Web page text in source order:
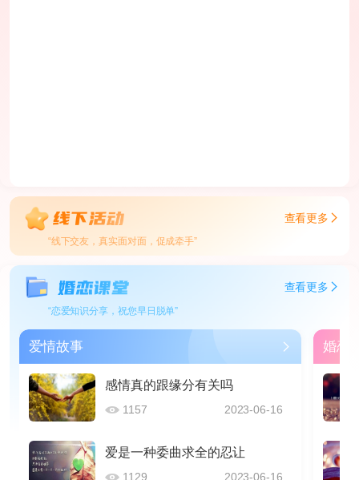
查看更多
“线下交友，真实面对面，促成牵手”
查看更多
“恋爱知识分享，祝您早日脱单”
爱情故事
感情真的跟缘分有关吗
1157 2023-06-16
爱是一种委曲求全的忍让
1129 2023-06-16
婚恋